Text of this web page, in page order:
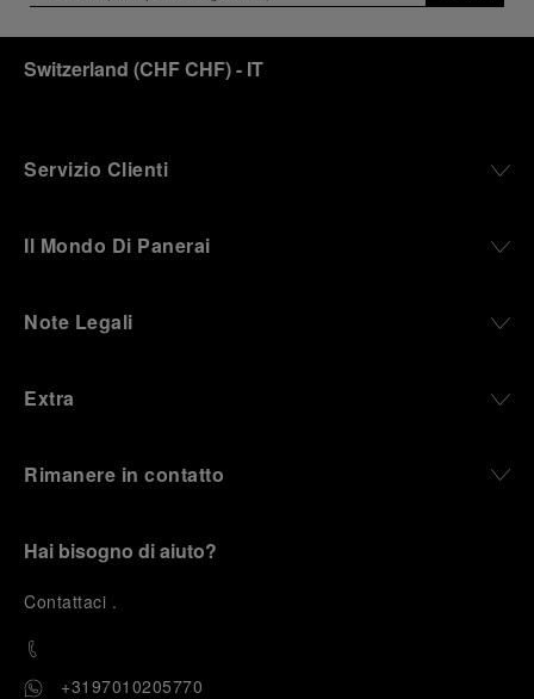
Switzerland (CHF CHF)- IT
Servizio Clienti
Il Mondo Di Panerai
Note Legali
Extra
Rimanere in contatto
Hai bisogno di aiuto?
Contattaci .
+3197010205770